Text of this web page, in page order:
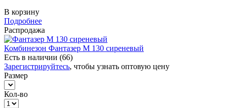
В корзину
Подробнее
Распродажа
Комбинезон Фантазер М 130 сиреневый
Есть в наличии (66)
Зарегистрируйтесь, чтобы узнать оптовую цену
Размер
Кол-во